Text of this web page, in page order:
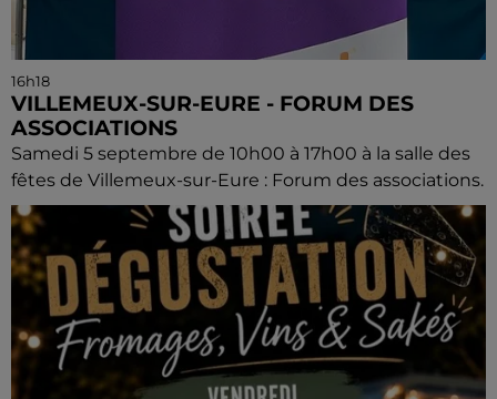
16h18
VILLEMEUX-SUR-EURE - FORUM DES
ASSOCIATIONS
Samedi 5 septembre de 10h00 à 17h00 à la salle des
fêtes de Villemeux-sur-Eure : Forum des associations.